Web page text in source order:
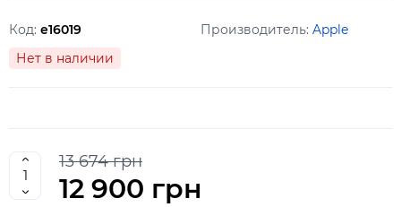
Код: e16019 Производитель: Apple
Нет в наличии
13 674 грн
12 900 грн